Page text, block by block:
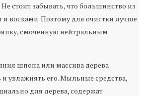
Не стоит забывать, что большинство из
восками. Поэтому для очистки лучше
смоченную нейтральным
шпона или массива дерева
и увлажнять его. Мыльные средства,
для дерева, содержат